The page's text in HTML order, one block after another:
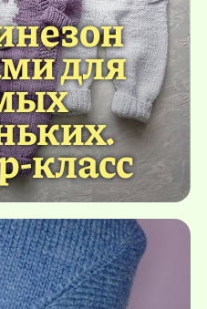
для
класс